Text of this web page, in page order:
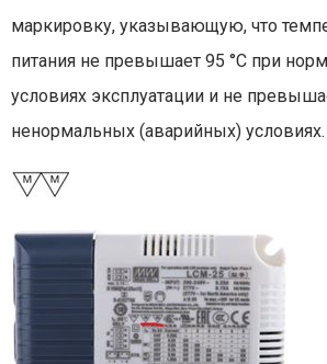
маркировку, указывающую, что
питания не превышает 95 °C при
условиях эксплуатации и не
ненормальных (аварийных) условиях.